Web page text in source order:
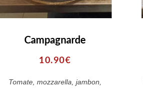
Campagnarde
10.90€
Tomate, mozzarella, jambon,